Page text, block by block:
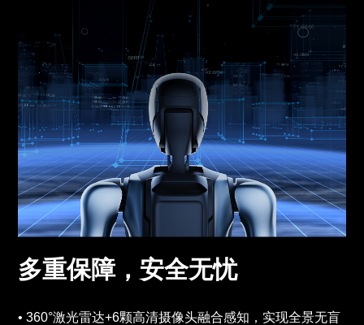
多重保障，安全无忧
360°激光雷达+6颗高清摄像头融合感知，实现全景无盲